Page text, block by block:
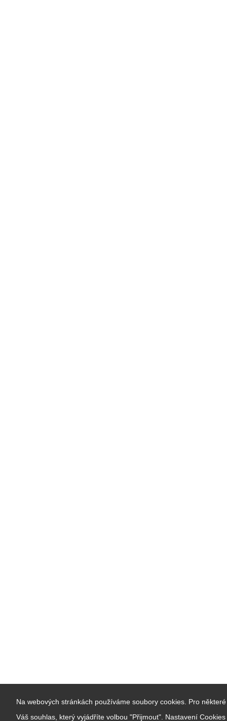
Na webových stránkách používáme soubory cookies. Pro
Váš souhlas, který vyjádříte volbou "Přijmout". Nastavení